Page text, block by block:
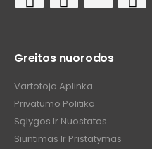
Greitos nuorodos
Vartotojo Aplinka
Privatumo Politika
Sąlygos Ir Nuostatos
Siuntimas Ir Pristatymas